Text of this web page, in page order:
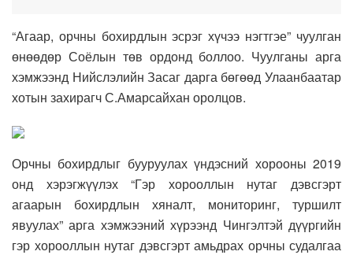
“Агаар, орчны бохирдлын эсрэг хүчээ нэгтгэе” чуулган
өнөөдөр Соёлын төв ордонд боллоо. Чуулганы арга
хэмжээнд Нийслэлийн Засаг дарга бөгөөд Улаанбаатар
хотын захирагч С.Амарсайхан оролцов.
Орчны бохирдлыг бууруулах үндэсний хорооны 2019
онд хэрэгжүүлэх “Гэр хорооллын нутаг дэвсгэрт
агаарын бохирдлын хяналт, мониторинг, туршилт
явуулах” арга хэмжээний хүрээнд Чингэлтэй дүүргийн
гэр хорооллын нутаг дэвсгэрт амьдрах орчны судалгаа